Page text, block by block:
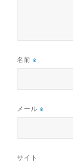
名前※
メール※
サイト